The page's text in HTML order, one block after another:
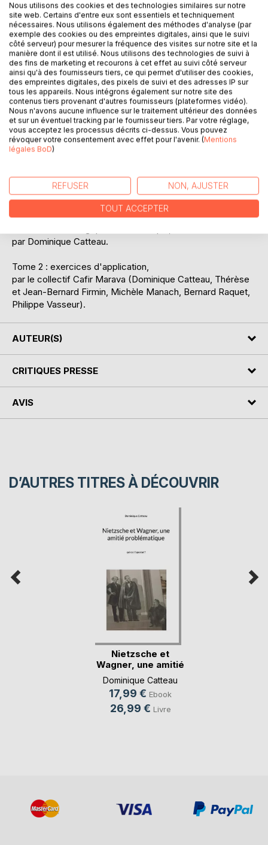
Ajouter à ma liste d'envies
Laisser un avis
DESCRIPTION
aussi pour s'amuser et exercer ses capacités mentales.
Tome 1 : présentation de la logique des classes d'Aristote
et de la logique des propositions des Stoïciens, avec une
par Dominique Catteau.
Tome 2 : exercices d'application,
par le collectif Cafir Marava (Dominique Catteau, Thérèse
et Jean-Bernard Firmin, Michèle Manach, Bernard Raquet,
Philippe Vasseur).
AUTEUR(S)
CRITIQUES PRESSE
AVIS
D’AUTRES TITRES À DÉCOUVRIR
Nietzsche et
Wagner, une amitié
pr(...)
Dominique Catteau
17,99 € Ebook
26,99 € Livre
Nous utilisons des cookies et des technologies similaires sur notre
site web. Certains d'entre eux sont essentiels et techniquement
nécessaires. Nous utilisons également des méthodes d'analyse (par
exemple des cookies ou des empreintes digitales, ainsi que le suivi
côté serveur) pour mesurer la fréquence des visites sur notre site et la
manière dont il est utilisé. Nous utilisons des technologies de suivi à
des fins de marketing et recourons à cet effet au suivi côté serveur
ainsi qu'à des fournisseurs tiers, ce qui permet d'utiliser des cookies,
des empreintes digitales, des pixels de suivi et des adresses IP sur
tous les appareils. Nous intégrons également sur notre site des
contenus tiers provenant d'autres fournisseurs (plateformes vidéo).
Nous n'avons aucune influence sur le traitement ultérieur des données
et sur un éventuel tracking par le fournisseur tiers. Par votre réglage,
vous acceptez les processus décrits ci-dessus. Vous pouvez
révoquer votre consentement avec effet pour l'avenir. (Mentions
légales BoD)
REFUSER NON, AJUSTER
TOUT ACCEPTER